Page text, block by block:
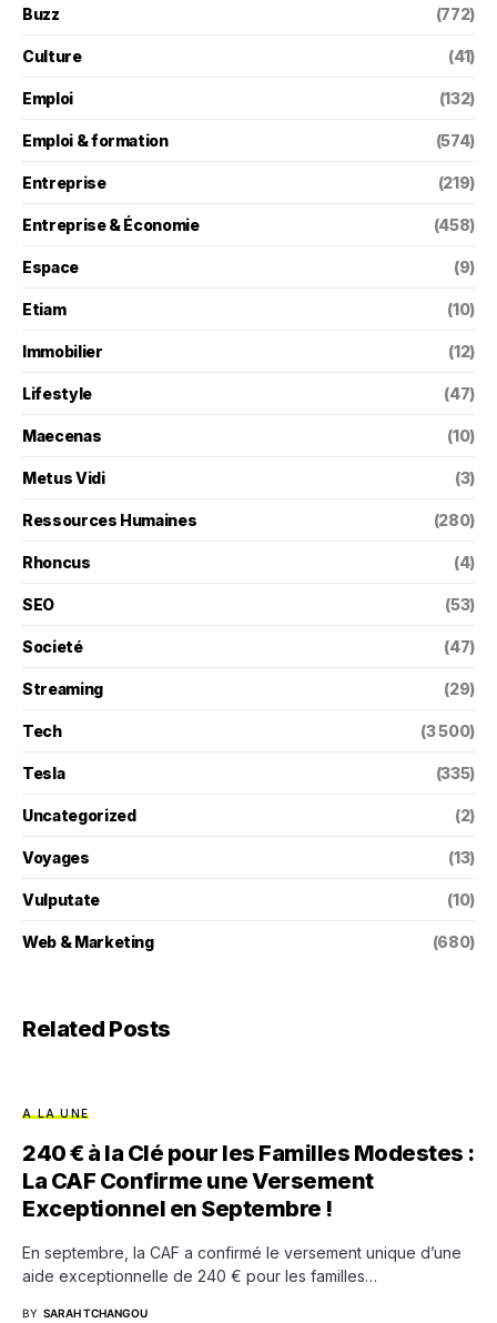
Buzz (772)
Culture (41)
Emploi (132)
Emploi & formation (574)
Entreprise (219)
Entreprise & Économie (458)
Espace (9)
Etiam (10)
Immobilier (12)
Lifestyle (47)
Maecenas (10)
Metus Vidi (3)
Ressources Humaines (280)
Rhoncus (4)
SEO (53)
Societé (47)
Streaming (29)
Tech (3 500)
Tesla (335)
Uncategorized (2)
Voyages (13)
Vulputate (10)
Web & Marketing (680)
Related Posts
A LA UNE
240 € à la Clé pour les Familles Modestes :
La CAF Confirme une Versement
Exceptionnel en Septembre !
En septembre, la CAF a confirmé le versement unique d’une
aide exceptionnelle de 240 € pour les familles…
BY SARAH TCHANGOU